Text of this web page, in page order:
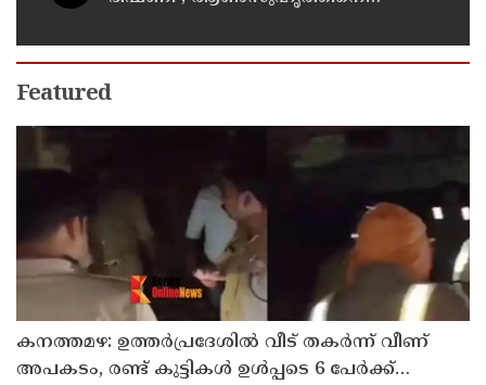
ജീവനൊടുക്കി
Featured
കനത്തമഴ: ഉത്തര്‍പ്രദേശില്‍ വീട് തകര്‍ന്ന് വീണ്
അപകടം, രണ്ട് കുട്ടികള്‍ ഉള്‍പ്പടെ 6 പേര്‍ക്ക്